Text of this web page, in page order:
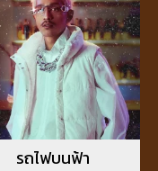
รถไฟบนฟ้า